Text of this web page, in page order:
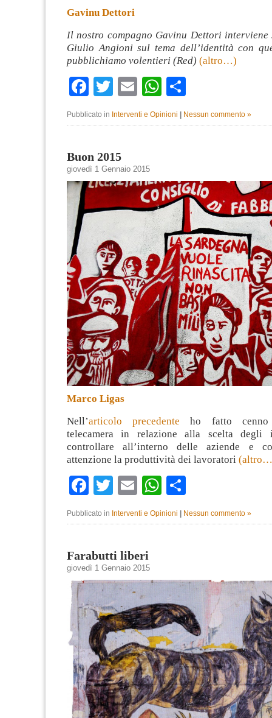
Gavinu Dettori
Il nostro compagno Gavinu Dettori
Giulio Angioni sul tema dell’identità con
pubblichiamo volentieri (Red) (altro…)
Facebook
TwitterEmailWhatsApp
Pubblicato in Interventi e Opinioni Nessun commento »
Buon 2015
giovedì 1 Gennaio 2015
Marco Ligas
Nell’articolo precedente ho fatto cenno
telecamera in relazione alla scelta degli
controllare all’interno delle aziende e
attenzione la produttività dei lavoratori
Facebook
TwitterEmailWhatsApp
Pubblicato in Interventi e Opinioni | Nessun commento »
Farabutti liberi
giovedì 1 Gennaio 2015